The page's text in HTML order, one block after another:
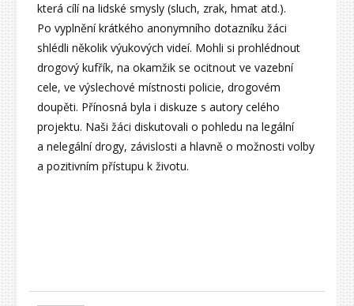
která cílí na lidské smysly (sluch, zrak, hmat atd.).
Po vyplnění krátkého anonymního dotazníku žáci
shlédli několik výukových videí. Mohli si prohlédnout
drogový kufřík, na okamžik se ocitnout ve vazební
cele, ve výslechové místnosti policie, drogovém
doupěti. Přínosná byla i diskuze s autory celého
projektu. Naši žáci diskutovali o pohledu na legální
a nelegální drogy, závislosti a hlavně o možnosti volby
a pozitivním přístupu k životu.